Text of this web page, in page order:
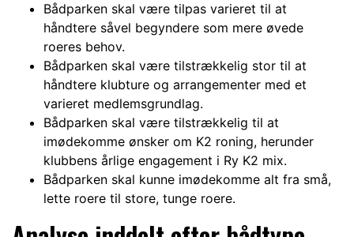
Bådparken skal være tilpas varieret til at
håndtere såvel begyndere som mere øvede
roeres behov.
Bådparken skal være tilstrækkelig stor til at
håndtere klubture og arrangementer med et
varieret medlemsgrundlag.
Bådparken skal være tilstrækkelig til at
imødekomme ønsker om K2 roning, herunder
klubbens årlige engagement i Ry K2 mix.
Bådparken skal kunne imødekomme alt fra små,
lette roere til store, tunge roere.